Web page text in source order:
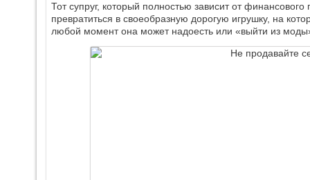
Тот супруг, который полностью зависит от
превратиться в своеобразную дорогую игрушку, на
любой момент она может надоесть или «выйти из